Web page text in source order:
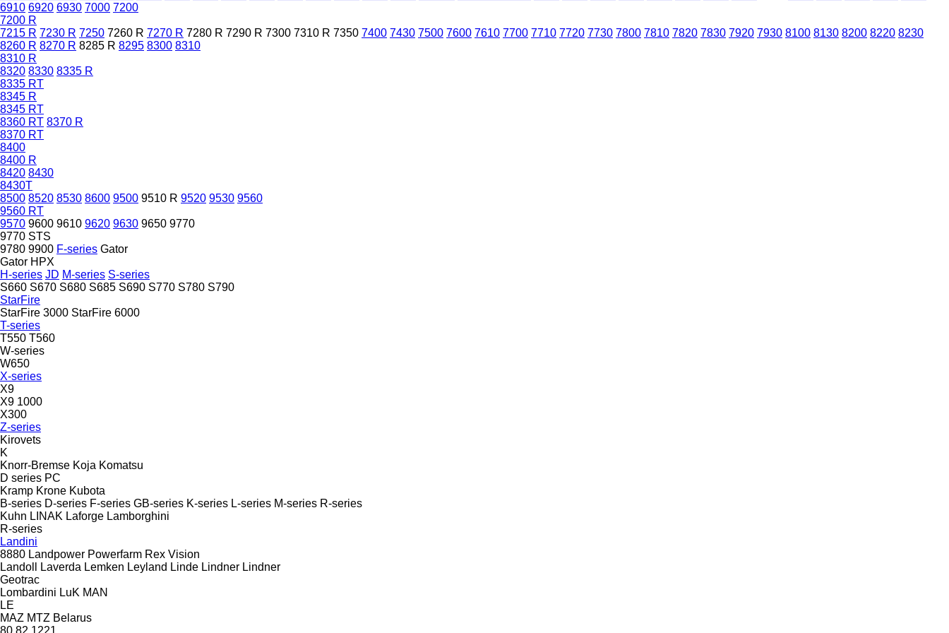
6910 6920 6930 7000 7200
7200 R
7215 R 7230 R 7250 7260 R 7270 R 7280 R 7290 R 7300 7310 R 7350 7400 7430 7500 7600 7610 7700 7710 7720 7730 7800 7810 7820 7830 7920 7930 8100 8130 8200 8220 8230
8260 R 8270 R 8285 R 8295 8300 8310
8310 R
8320 8330 8335 R
8335 RT
8345 R
8345 RT
8360 RT 8370 R
8370 RT
8400
8400 R
8420 8430
8430T
8500 8520 8530 8600 9500 9510 R 9520 9530 9560
9560 RT
9570 9600 9610 9620 9630 9650 9770
9770 STS
9780 9900 F-series Gator
Gator HPX
H-series JD M-series S-series
S660 S670 S680 S685 S690 S770 S780 S790
StarFire
StarFire 3000 StarFire 6000
T-series
T550 T560
W-series
W650
X-series
X9
X9 1000
X300
Z-series
Kirovets
K
Knorr-Bremse Koja Komatsu
D series PC
Kramp Krone Kubota
B-series D-series F-series GB-series K-series L-series M-series R-series
Kuhn LINAK Laforge Lamborghini
R-series
Landini
8880 Landpower Powerfarm Rex Vision
Landoll
Laverda Lemken Leyland Linde Lindner Lindner
Geotrac
Lombardini LuK MAN
LE
MAZ MTZ Belarus
80 82 1221